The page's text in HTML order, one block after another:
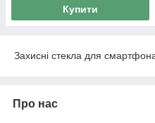
Купити
Захисні стекла для
Про нас